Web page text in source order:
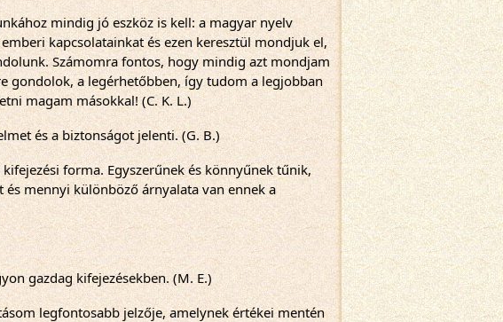
mindig jó eszköz is kell: a magyar nyelv
kapcsolatainkat és ezen keresztül mondjuk el,
Számomra fontos, hogy mindig azt mondjam
gondolok, a legérhetőbben, így tudom a legjobban
magam másokkal! (C. K. L.)
és a biztonságot jelenti. (G. B.)
forma. Egyszerűnek és könnyűnek tűnik,
mennyi különböző árnyalata van ennek a
gazdag kifejezésekben. (M. E.)
legfontosabb jelzője, amelynek értékei mentén